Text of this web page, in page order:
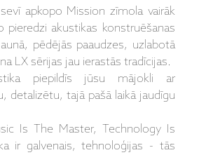
apkopo Mission zīmola vairāk
pieredzi akustikas konstruēšanas
pēdējās paaudzes, uzlabotā
LX sērijas jau ierastās tradīcijas.
piepildīs jūsu mājokli ar
detalizētu, tajā pašā laikā jaudīgu
Is The Master, Technology Is
ir galvenais, tehnoloģijas - tās